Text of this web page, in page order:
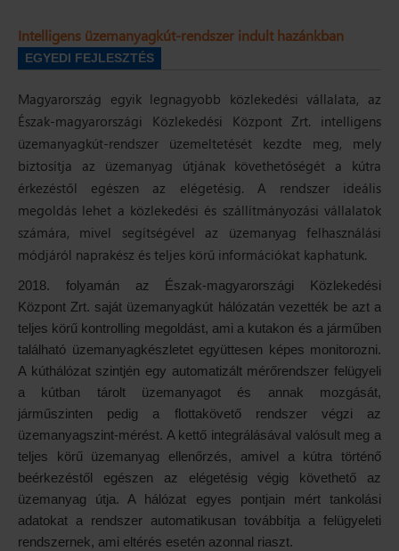
Intelligens üzemanyagkút-rendszer indult hazánkban
EGYEDI FEJLESZTÉS
Magyarország egyik legnagyobb közlekedési vállalata, az
Észak-magyarországi Közlekedési Központ Zrt. intelligens
üzemanyagkút-rendszer üzemeltetését kezdte meg, mely
biztosítja az üzemanyag útjának követhetőségét a kútra
érkezéstől egészen az elégetésig. A rendszer ideális
megoldás lehet a közlekedési és szállítmányozási vállalatok
számára, mivel segítségével az üzemanyag felhasználási
módjáról naprakész és teljes körű információkat kaphatunk.
2018. folyamán az Észak-magyarországi Közlekedési
Központ Zrt. saját üzemanyagkút hálózatán vezették be azt a
teljes körű kontrolling megoldást, ami a kutakon és a járműben
található üzemanyagkészletet együttesen képes monitorozni.
A kúthálózat szintjén egy automatizált mérőrendszer felügyeli
a kútban tárolt üzemanyagot és annak mozgását,
járműszinten pedig a flottakövető rendszer végzi az
üzemanyagszint-mérést. A kettő integrálásával valósult meg a
teljes körű üzemanyag ellenőrzés, amivel a kútra történő
beérkezéstől egészen az elégetésig végig követhető az
üzemanyag útja. A hálózat egyes pontjain mért tankolási
adatokat a rendszer automatikusan továbbítja a felügyeleti
rendszernek, ami eltérés esetén azonnal riaszt.